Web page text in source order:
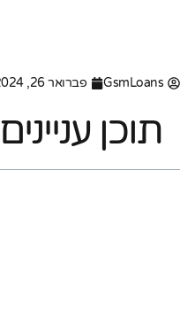
GsmLoans פברואר 26, 2024
תוכן עניינים